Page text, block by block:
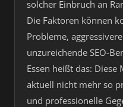
solcher Einbruch an
Die Faktoren können
Probleme,
unzureichende SEO-
Essen heißt das:
aktuell nicht mehr so
und professionelle